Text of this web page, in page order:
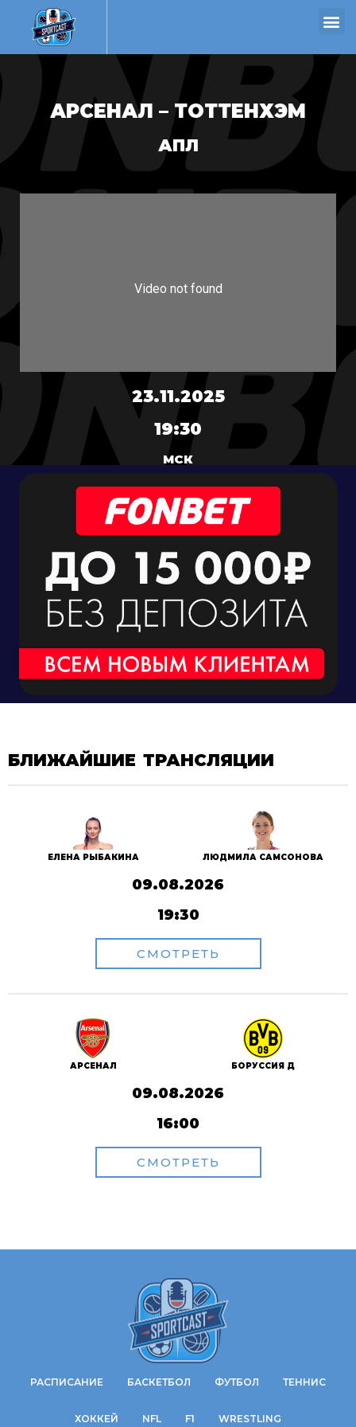
АРСЕНАЛ – ТОТТЕНХЭМ
АПЛ
23.11.2025
19:30
МСК
БЛИЖАЙШИЕ ТРАНСЛЯЦИИ
ЕЛЕНА РЫБАКИНА ЛЮДМИЛА САМСОНОВА
09.08.2026
19:30
СМОТРЕТЬ
АРСЕНАЛ БОРУССИЯ Д
09.08.2026
16:00
СМОТРЕТЬ
РАСПИСАНИЕ БАСКЕТБОЛ ФУТБОЛ ТЕННИС
ХОККЕЙ NFL F1 WRESTLING